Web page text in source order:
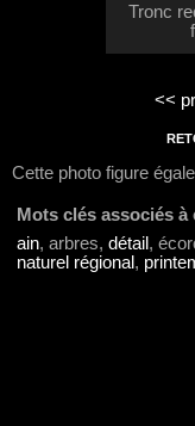
Tronc
<<
Cette photo figure
Mots clés associés
ain, arbres, détail ,
naturel régional ,